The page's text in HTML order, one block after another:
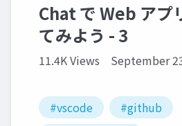
Chat で Web アプ
てみよう - 3
11.4K Views September
#vscode
#github